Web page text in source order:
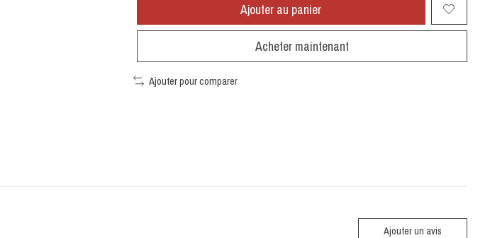
Ajouter au panier
Acheter maintenant
Ajouter pour comparer
Ajouter un avis